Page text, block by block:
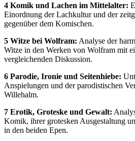
4 Komik und Lachen im Mittelalter:
Einordnung der Lachkultur und der
gegenüber dem Komischen.
5 Witze bei Wolfram: Analyse der
Witze in den Werken von Wolfram mit
vergleichenden Diskussion.
6 Parodie, Ironie und Seitenhiebe:
Anspielungen und der parodistischen
Willehalm.
7 Erotik, Groteske und Gewalt:
Komik, ihrer grotesken Ausgestaltung
in den beiden Epen.